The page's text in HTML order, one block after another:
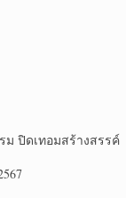
ม ปิดเทอมสร้างสรรค์